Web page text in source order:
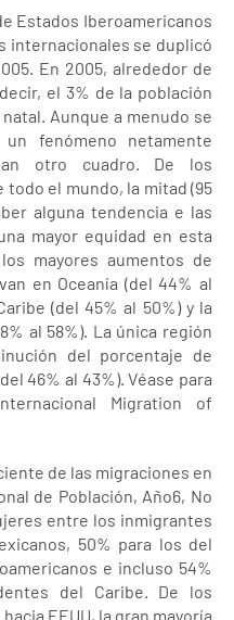
Estados Iberoamericanos
internacionales se duplicó
En 2005, alrededor de
el 3% de la población
Aunque a menudo se
fenómeno netamente
otro cuadro. De los
el mundo, la mitad (95
alguna tendencia e las
mayor equidad en esta
mayores aumentos de
en Oceanía (del 44% al
(del 45% al 50%) y la
al 58%). La única región
del porcentaje de
46% al 43%). Véase para
Migration of
de las migraciones en
de Población, Año6, No
entre los inmigrantes
50% para los del
e incluso 54%
del Caribe. De los
EEUU, la gran mayoría